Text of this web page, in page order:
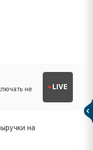
не
LIVE
на